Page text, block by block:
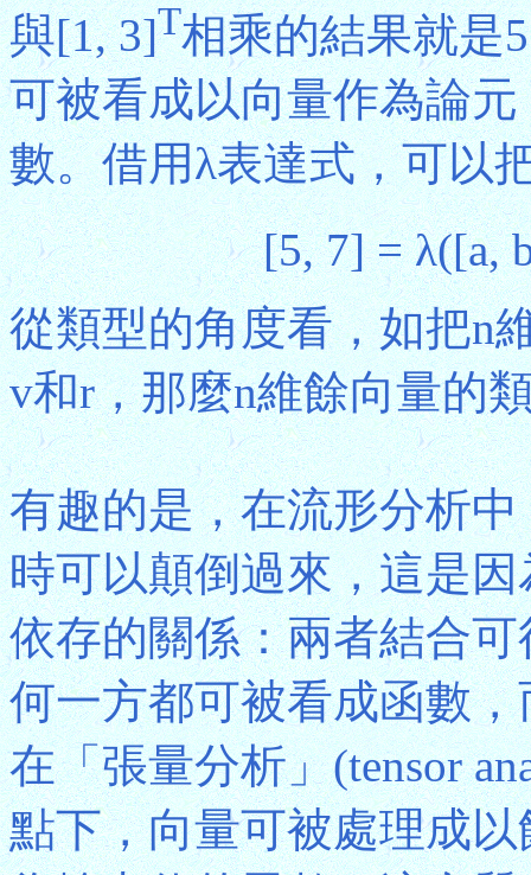
與[1, 3]T相乘的結果就是
可被看成以向量作為論
數。借用λ表達式，可以
[5, 7] = λ([a,
從類型的角度看，如把n
v和r，那麼n維餘向量的
有趣的是，在流形分析
時可以顛倒過來，這是
依存的關係：兩者結合
何一方都可被看成函數
在「張量分析」(tensor
點下，向量可被處理成